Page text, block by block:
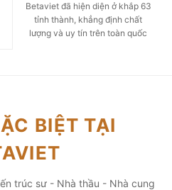
Betaviet đã hiện diện ở khắp 63
tỉnh thành, khẳng định chất
lượng và uy tín trên toàn quốc
BIỆT TẠI
trúc sư - Nhà thầu - Nhà cung